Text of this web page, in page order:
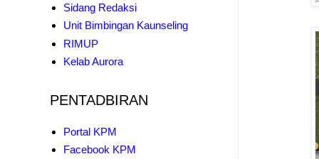
Sidang Redaksi
Unit Bimbingan Kaunseling
RIMUP
Kelab Aurora
PENTADBIRAN
Portal KPM
Facebook KPM